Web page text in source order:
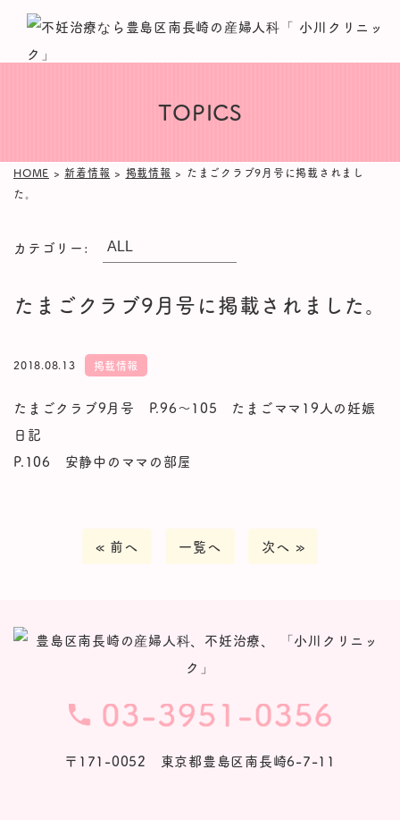
TOPICS
HOME > 新着情報 > 掲載情報 > たまごクラブ9月号に掲載されまし
た。
カテゴリー:
たまごクラブ9月号に掲載されました。
2018.08.13 掲載情報
たまごクラブ9月号 P.96～105 たまごママ19人の妊娠
日記
P.106 安静中のママの部屋
« 前へ 一覧へ 次へ »
〒171-0052 東京都豊島区南長崎6-7-11